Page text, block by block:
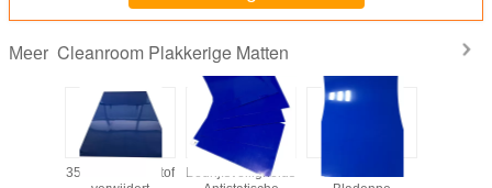
Meer Cleanroom Plakkerige Matten
35um het diktestof
Bedrijfsveiligheidsesd
Blauwe 60